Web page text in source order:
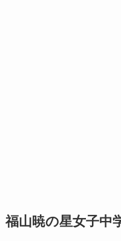
福山暁の星女子中